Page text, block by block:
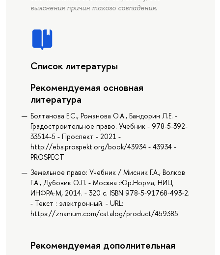
выяснения причин такого совпадения.
Список литературы
Рекомендуемая основная
литература
Болтанова Е.С., Романова О.А., Бандорин Л.Е. -
Градостроительное право. Учебник - 978-5-392-
33514-5 - Проспект - 2021 -
http://ebs.prospekt.org/book/43934 - 43934 -
PROSPECT
Земельное право: Учебник / Мисник Г.А., Волков
Г.А., Дубовик О.Л. - Москва :Юр.Норма, НИЦ
ИНФРА-М, 2014. - 320 с. ISBN 978-5-91768-493-2.
- Текст : электронный. - URL:
https://znanium.com/catalog/product/459385
Рекомендуемая дополнительная